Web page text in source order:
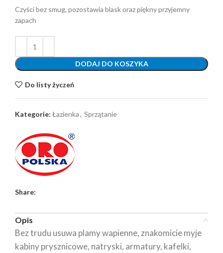
Czyści bez smug, pozostawia blask oraz piękny przyjemny
zapach
DODAJ DO KOSZYKA
Do listy życzeń
Kategorie: Łazienka, Sprzątanie
Share:
Opis
Bez trudu usuwa plamy wapienne, znakomicie myje
kabiny prysznicowe, natryski, armatury, kafelki,